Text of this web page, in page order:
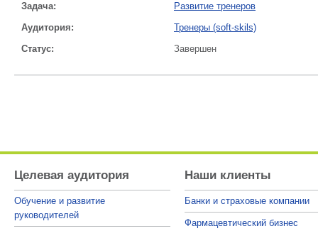
Задача:
Развитие тренеров
Аудитория:
Тренеры (soft-skils)
Статус:
Завершен
Целевая аудитория
Обучение и развитие
руководителей
Наши клиенты
Банки и страховые компании
Фармацевтический бизнес